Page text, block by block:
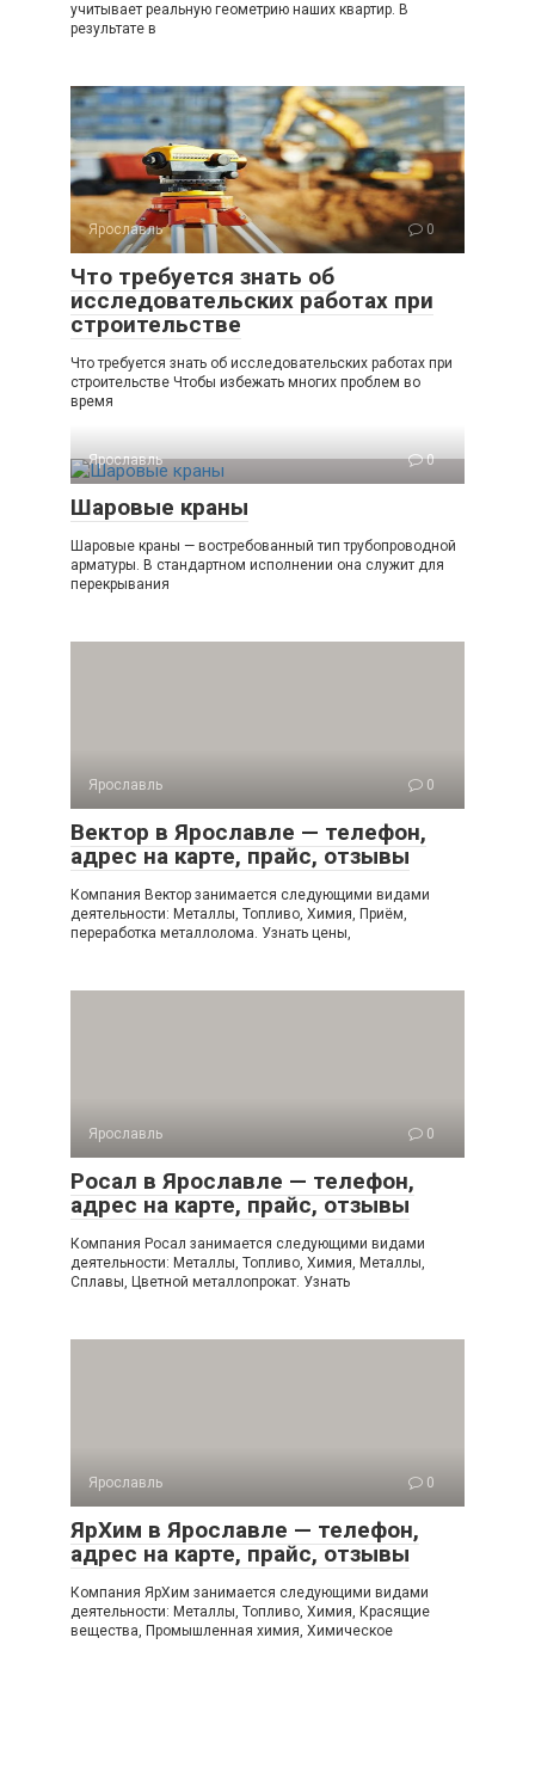
учитывает реальную геометрию наших квартир. В
результате в
Ярославль 0
Что требуется знать об
исследовательских работах при
строительстве
Что требуется знать об исследовательских работах при
строительстве Чтобы избежать многих проблем во
время
Ярославль 0
Шаровые краны
Шаровые краны — востребованный тип трубопроводной
арматуры. В стандартном исполнении она служит для
перекрывания
Ярославль 0
Вектор в Ярославле — телефон,
адрес на карте, прайс, отзывы
Компания Вектор занимается следующими видами
деятельности: Металлы, Топливо, Химия, Приём,
переработка металлолома. Узнать цены,
Ярославль 0
Росал в Ярославле — телефон,
адрес на карте, прайс, отзывы
Компания Росал занимается следующими видами
деятельности: Металлы, Топливо, Химия, Металлы,
Сплавы, Цветной металлопрокат. Узнать
Ярославль 0
ЯрХим в Ярославле — телефон,
адрес на карте, прайс, отзывы
Компания ЯрХим занимается следующими видами
деятельности: Металлы, Топливо, Химия, Красящие
вещества, Промышленная химия, Химическое